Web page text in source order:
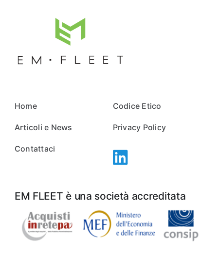
Home
Articoli e News
Contattaci
Codice Etico
Privacy Policy
EM FLEET è una società accreditata